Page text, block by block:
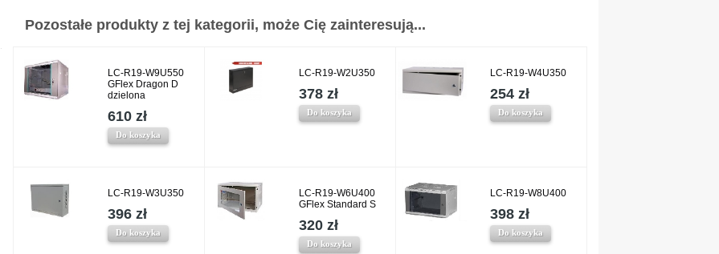
Pozostałe produkty z tej kategorii, może Cię zainteresują...
LC-R19-W9U550
GFlex Dragon D
dzielona
610 zł
Do koszyka
LC-R19-W2U350
378 zł
Do koszyka
LC-R19-W4U350
254 zł
Do koszyka
LC-R19-W3U350
396 zł
Do koszyka
LC-R19-W6U400
GFlex Standard S
320 zł
Do koszyka
LC-R19-W8U400
398 zł
Do koszyka